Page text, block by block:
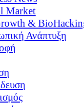
Market
&
Ανάπτυξη